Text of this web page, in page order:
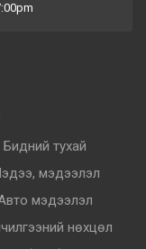
Бидний тухай
мэдээлэл
мэдээлэл
нөхцөл